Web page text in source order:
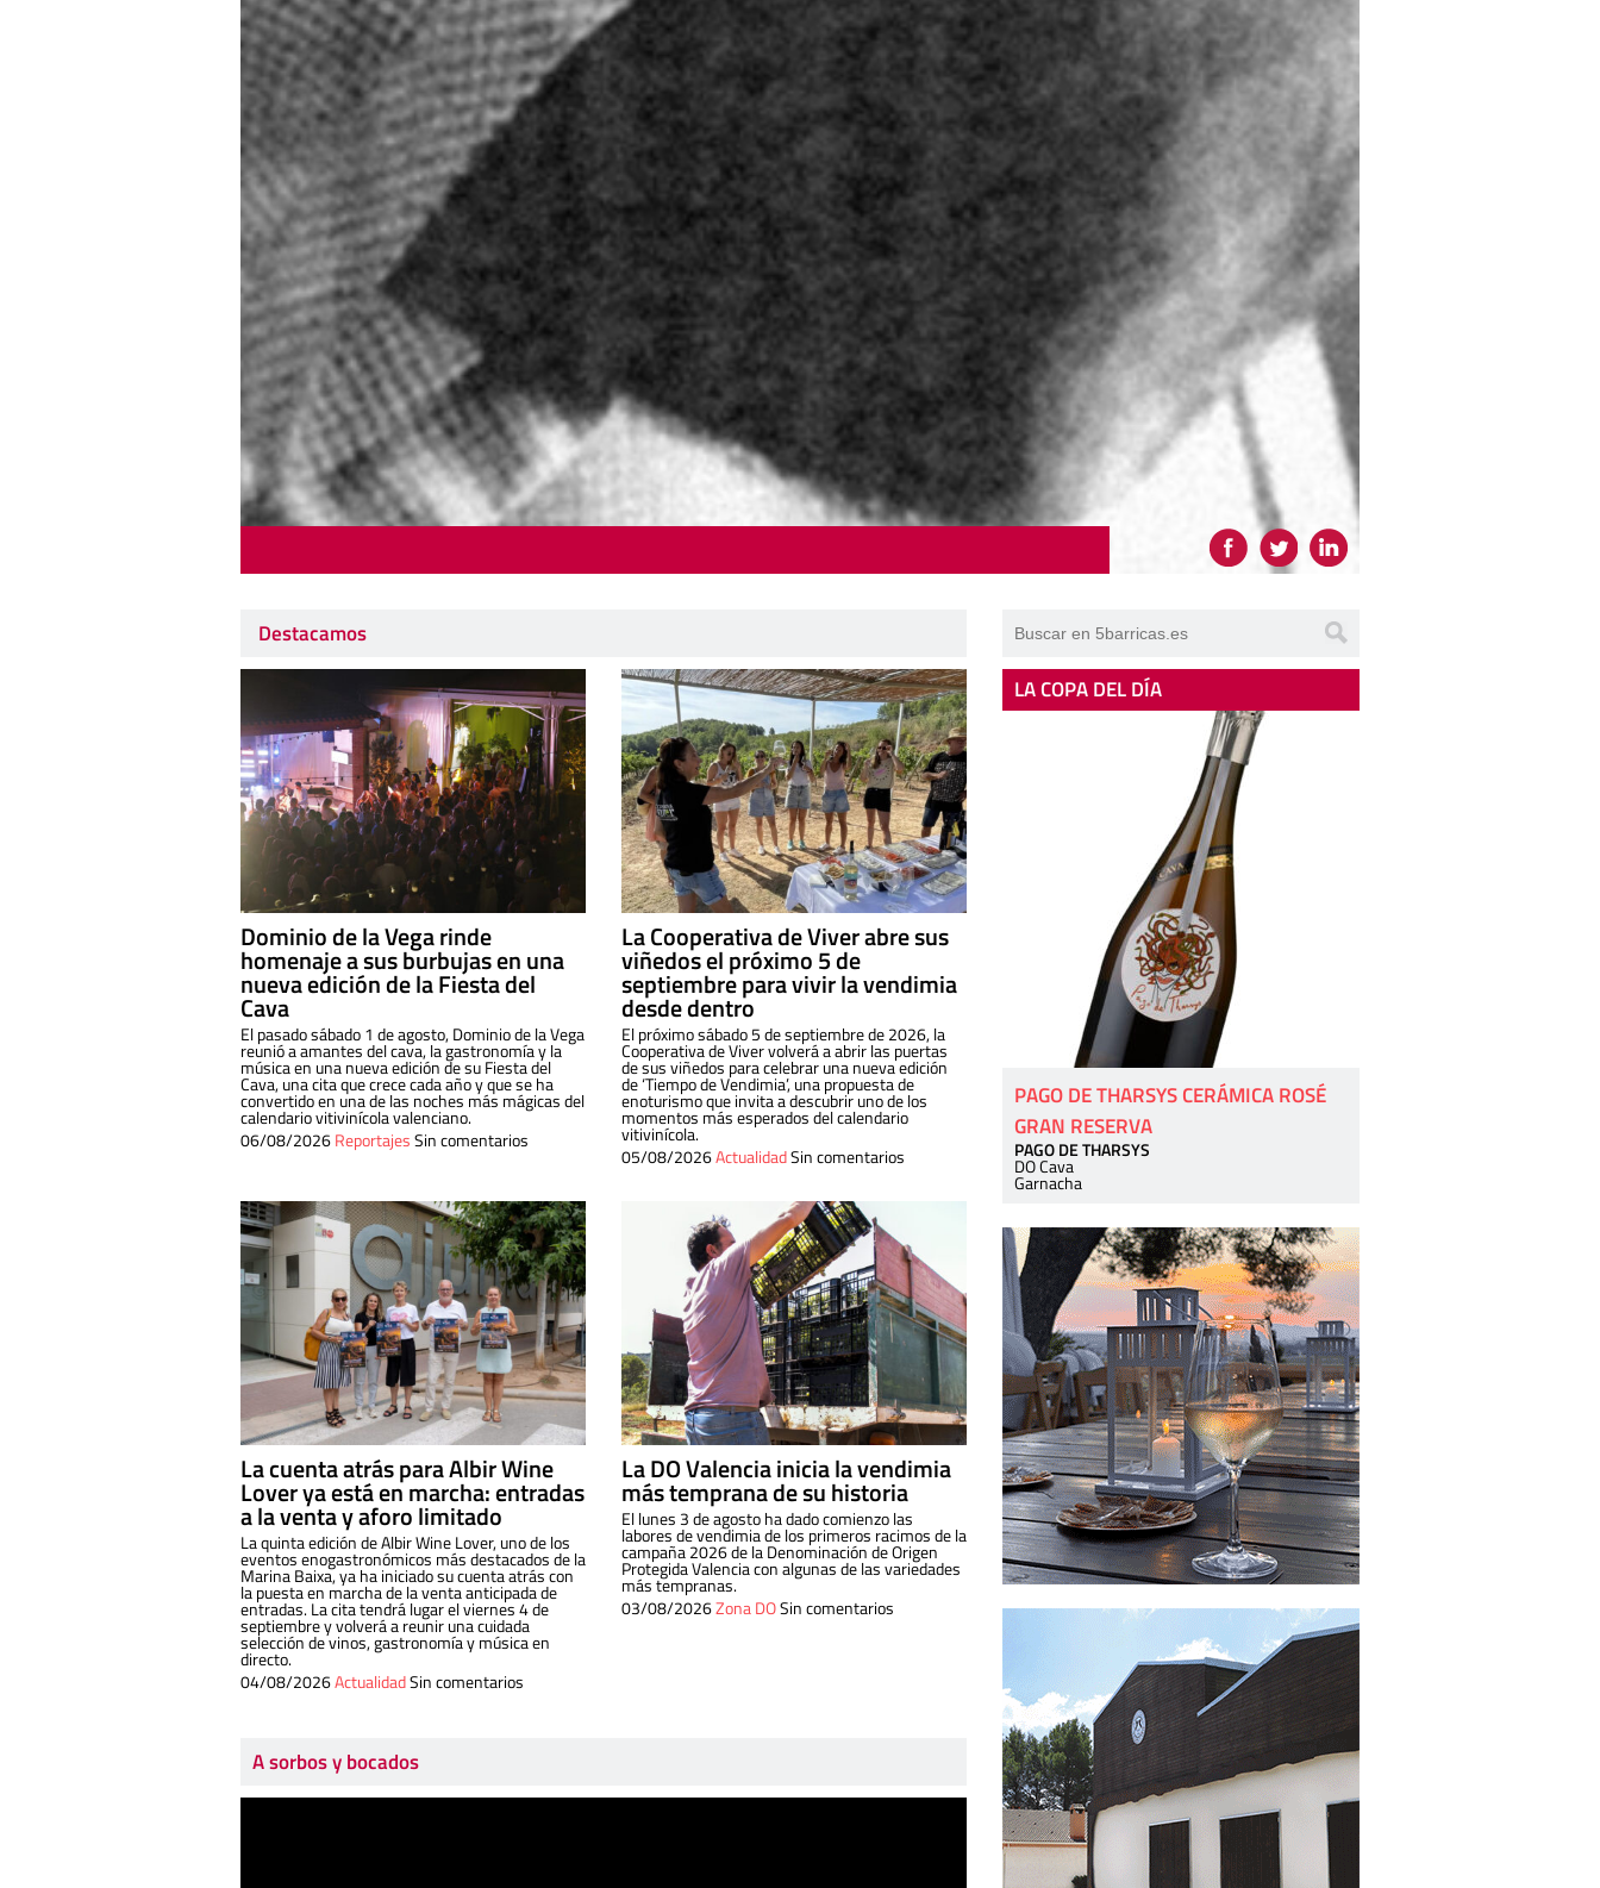
Destacamos
Dominio de la Vega rinde
homenaje a sus burbujas en una
nueva edición de la Fiesta del
Cava
El pasado sábado 1 de agosto, Dominio de la Vega
reunió a amantes del cava, la gastronomía y la
música en una nueva edición de su Fiesta del
Cava, una cita que crece cada año y que se ha
convertido en una de las noches más mágicas del
calendario vitivinícola valenciano.
06/08/2026ReportajesSin comentarios
La Cooperativa de Viver abre sus
viñedos el próximo 5 de
septiembre para vivir la vendimia
desde dentro
El próximo sábado 5 de septiembre de 2026, la
Cooperativa de Viver volverá a abrir las puertas
de sus viñedos para celebrar una nueva edición
de ‘Tiempo de Vendimia’, una propuesta de
enoturismo que invita a descubrir uno de los
momentos más esperados del calendario
vitivinícola.
05/08/2026ActualidadSin comentarios
La cuenta atrás para Albir Wine
Lover ya está en marcha: entradas
a la venta y aforo limitado
La quinta edición de Albir Wine Lover, uno de los
eventos enogastronómicos más destacados de la
Marina Baixa, ya ha iniciado su cuenta atrás con
la puesta en marcha de la venta anticipada de
entradas. La cita tendrá lugar el viernes 4 de
septiembre y volverá a reunir una cuidada
selección de vinos, gastronomía y música en
directo.
04/08/2026ActualidadSin comentarios
La DO Valencia inicia la vendimia
más temprana de su historia
El lunes 3 de agosto ha dado comienzo las
labores de vendimia de los primeros racimos de la
campaña 2026 de la Denominación de Origen
Protegida Valencia con algunas de las variedades
más tempranas.
03/08/2026Zona DOSin comentarios
A sorbos y bocados
LA COPA DEL DÍA
PAGO DE THARSYS CERÁMICA ROSÉ
GRAN RESERVA
PAGO DE THARSYS
DO Cava
Garnacha